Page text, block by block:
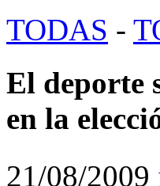
TODAS -
El deporte
en la
21/08/2009